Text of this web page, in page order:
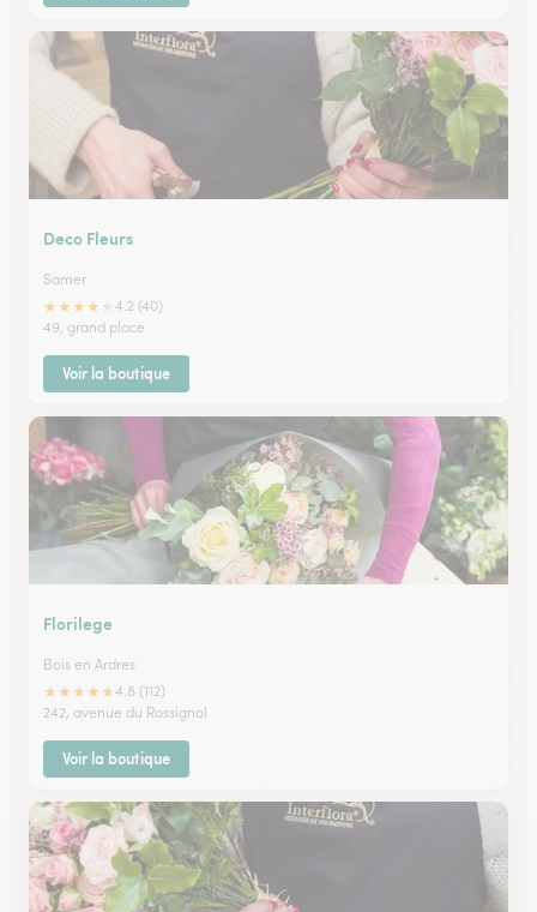
Deco Fleurs
Samer
★★★★
4.2 (40)
49, grand place
Voir la boutique
Florilege
Bois en Ardres
★★★★★4.8 (112)
242, avenue du Rossignol
Voir la boutique